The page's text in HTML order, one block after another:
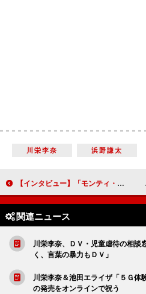
川栄李奈 浜野謙太
【インタビュー】「モンティ・パイソンのSPAMALOT」小関裕太＆三浦宏規が挑む、福田雄一演出コメディー「コアファンにとってもエモーショナルなものになる」
関連ニュース
川栄李奈、ＤＶ・児童虐待の相
く、言葉の暴力もＤＶ」
川栄李奈＆池田エライザ「５Ｇ
の発売をオンラインで祝う